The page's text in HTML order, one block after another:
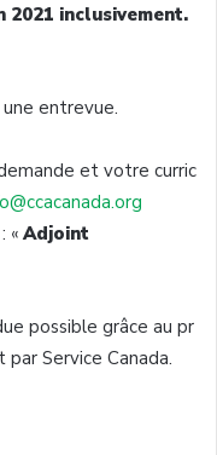
2021 inclusivement.
entrevue.
et votre curric
« Adjoint
possible grâce au pr
Service Canada.